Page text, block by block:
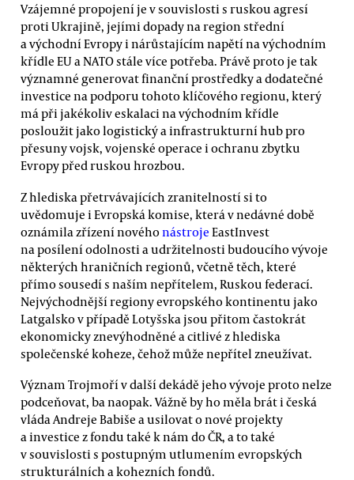
Vzájemné propojení je v souvislosti s ruskou agresí
proti Ukrajině, jejími dopady na region střední
a východní Evropy i nárůstajícím napětí na východním
křídle EU a NATO stále více potřeba. Právě proto je tak
významné generovat finanční prostředky a dodatečné
investice na podporu tohoto klíčového regionu, který
má při jakékoliv eskalaci na východním křídle
posloužit jako logistický a infrastrukturní hub pro
přesuny vojsk, vojenské operace i ochranu zbytku
Evropy před ruskou hrozbou.
Z hlediska přetrvávajících zranitelností si to
uvědomuje i Evropská komise, která v nedávné době
oznámila zřízení novéhonástroje EastInvest
na posílení odolnosti a udržitelnosti budoucího vývoje
některých hraničních regionů, včetně těch, které
přímo sousedí s naším nepřítelem, Ruskou federací.
Nejvýchodnější regiony evropského kontinentu jako
Latgalsko v případě Lotyšska jsou přitom častokrát
ekonomicky znevýhodněné a citlivé z hlediska
společenské koheze, čehož může nepřítel zneužívat.
Význam Trojmoří v další dekádě jeho vývoje proto nelze
podceňovat, ba naopak. Vážně by ho měla brát i česká
vláda Andreje Babiše a usilovat o nové projekty
a investice z fondu také k nám do ČR, a to také
v souvislosti s postupným utlumením evropských
strukturálních a kohezních fondů.